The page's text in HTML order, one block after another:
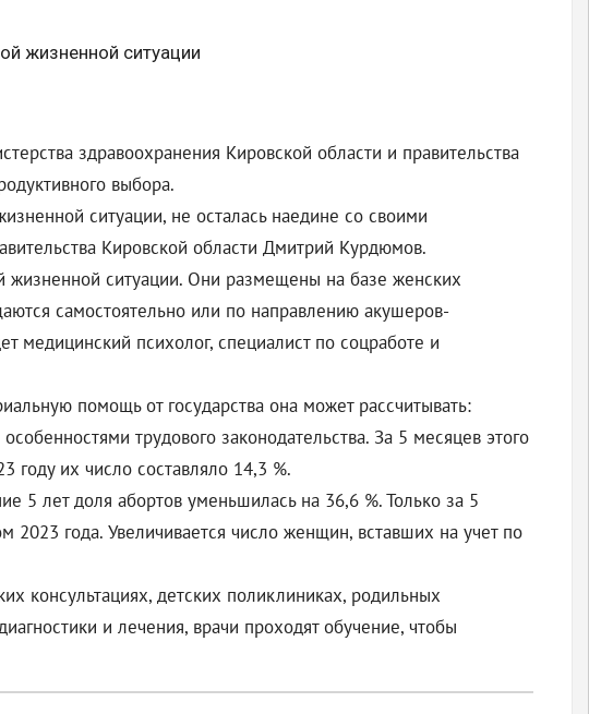
жизненной ситуации
здравоохранения Кировской области и правительства
выбора.
ситуации, не осталась наедине со своими
Кировской области Дмитрий Курдюмов.
жизненной ситуации. Они размещены на базе женских
самостоятельно или по направлению акушеров-
медицинский психолог, специалист по соцработе и
помощь от государства она может рассчитывать:
трудового законодательства. За 5 месяцев этого
году их число составляло 14,3 %.
5 лет доля абортов уменьшилась на 36,6 %. Только за 5
года. Увеличивается число женщин, вставших на учет по
консультациях, детских поликлиниках, родильных
и лечения, врачи проходят обучение, чтобы